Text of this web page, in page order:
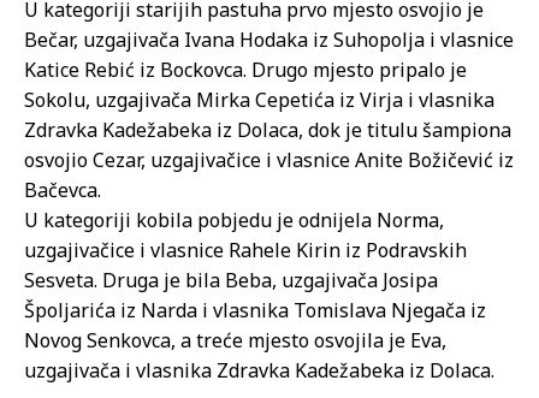
U kategoriji starijih pastuha prvo mjesto osvojio je
Bečar, uzgajivača Ivana Hodaka iz Suhopolja i vlasnice
Katice Rebić iz Bockovca. Drugo mjesto pripalo je
Sokolu, uzgajivača Mirka Cepetića iz Virja i vlasnika
Zdravka Kadežabeka iz Dolaca, dok je titulu šampiona
osvojio Cezar, uzgajivačice i vlasnice Anite Božičević iz
Bačevca.
U kategoriji kobila pobjedu je odnijela Norma,
uzgajivačice i vlasnice Rahele Kirin iz Podravskih
Sesveta. Druga je bila Beba, uzgajivača Josipa
Špoljarića iz Narda i vlasnika Tomislava Njegača iz
Novog Senkovca, a treće mjesto osvojila je Eva,
uzgajivača i vlasnika Zdravka Kadežabeka iz Dolaca.